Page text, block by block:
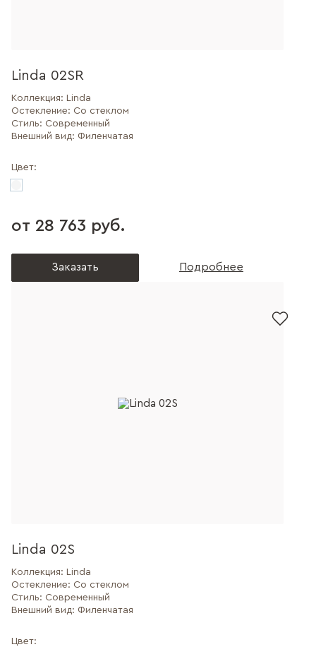
Linda 02SR
Коллекция: Linda
Остекление: Со стеклом
Стиль: Современный
Внешний вид: Филенчатая
Цвет:
от 28 763 руб.
Заказать Подробнее
Linda 02S
Коллекция: Linda
Остекление: Со стеклом
Стиль: Современный
Внешний вид: Филенчатая
Цвет: